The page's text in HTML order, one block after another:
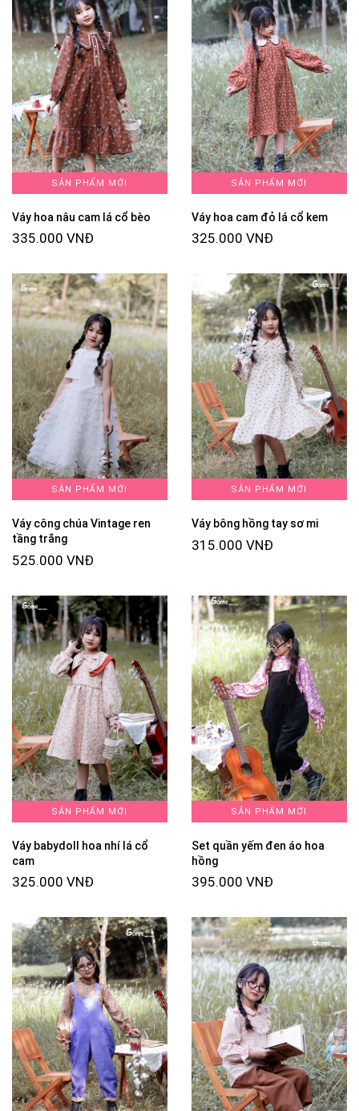
SẢN PHẨM MỚI
Váy hoa nâu cam lá cổ bèo
335.000 VNĐ
SẢN PHẨM MỚI
Váy hoa cam đỏ lá cổ kem
325.000 VNĐ
SẢN PHẨM MỚI
Váy công chúa Vintage ren
tầng trắng
525.000 VNĐ
SẢN PHẨM MỚI
Váy bông hồng tay sơ mi
315.000 VNĐ
SẢN PHẨM MỚI
Váy babydoll hoa nhí lá cổ
cam
325.000 VNĐ
SẢN PHẨM MỚI
Set quần yếm đen áo hoa
hồng
395.000 VNĐ